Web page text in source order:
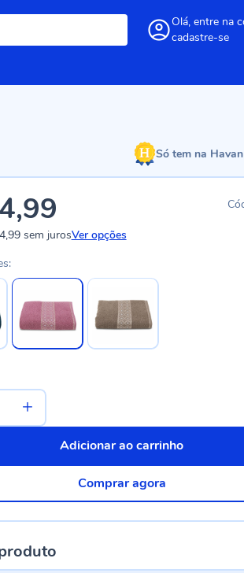
Olá, entre na
cadastre-se
Só tem na Havan
sem jurosVer opções
Adicionar ao carrinho
Comprar agora